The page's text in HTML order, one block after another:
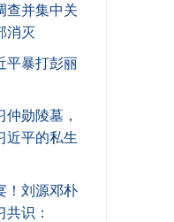
查并集中关
消灭
平暴打彭丽
勋陵墓，
近平的私生
！刘源邓朴
识：